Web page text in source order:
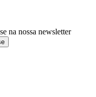
na nossa newsletter